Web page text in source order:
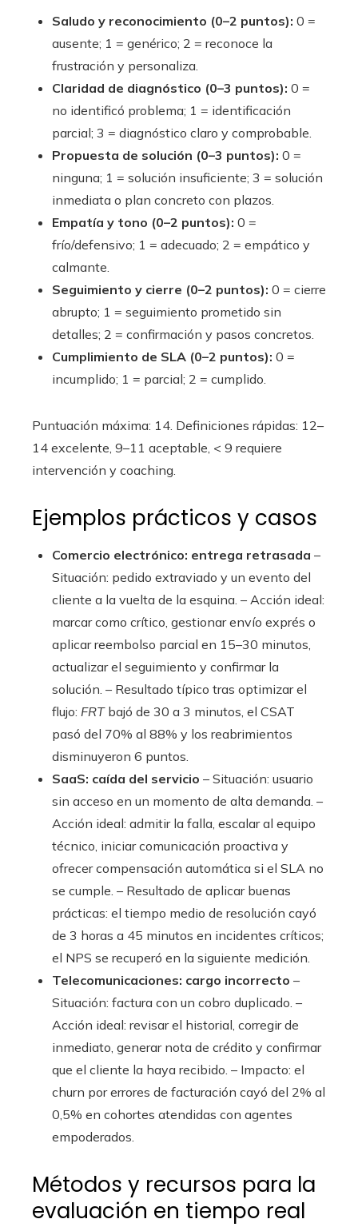
Saludo y reconocimiento (0–2 puntos): 0 =
ausente; 1 = genérico; 2 = reconoce la
frustración y personaliza.
Claridad de diagnóstico (0–3 puntos): 0 =
no identificó problema; 1 = identificación
parcial; 3 = diagnóstico claro y comprobable.
Propuesta de solución (0–3 puntos): 0 =
ninguna; 1 = solución insuficiente; 3 = solución
inmediata o plan concreto con plazos.
Empatía y tono (0–2 puntos): 0 =
frío/defensivo; 1 = adecuado; 2 = empático y
calmante.
Seguimiento y cierre (0–2 puntos): 0 = cierre
abrupto; 1 = seguimiento prometido sin
detalles; 2 = confirmación y pasos concretos.
Cumplimiento de SLA (0–2 puntos): 0 =
incumplido; 1 = parcial; 2 = cumplido.
Puntuación máxima: 14. Definiciones rápidas: 12–
14 excelente, 9–11 aceptable, < 9 requiere
intervención y coaching.
Ejemplos prácticos y casos
Comercio electrónico: entrega retrasada –
Situación: pedido extraviado y un evento del
cliente a la vuelta de la esquina. – Acción ideal:
marcar como crítico, gestionar envío exprés o
aplicar reembolso parcial en 15–30 minutos,
actualizar el seguimiento y confirmar la
solución. – Resultado típico tras optimizar el
flujo: FRTbajó de 30 a 3 minutos, el CSAT
pasó del 70% al 88% y los reabrimientos
disminuyeron 6 puntos.
SaaS: caída del servicio – Situación: usuario
sin acceso en un momento de alta demanda. –
Acción ideal: admitir la falla, escalar al equipo
técnico, iniciar comunicación proactiva y
ofrecer compensación automática si el SLA no
se cumple. – Resultado de aplicar buenas
prácticas: el tiempo medio de resolución cayó
de 3 horas a 45 minutos en incidentes críticos;
el NPS se recuperó en la siguiente medición.
Telecomunicaciones: cargo incorrecto –
Situación: factura con un cobro duplicado. –
Acción ideal: revisar el historial, corregir de
inmediato, generar nota de crédito y confirmar
que el cliente la haya recibido. – Impacto: el
churn por errores de facturación cayó del 2% al
0,5% en cohortes atendidas con agentes
empoderados.
Métodos y recursos para la
evaluación en tiempo real